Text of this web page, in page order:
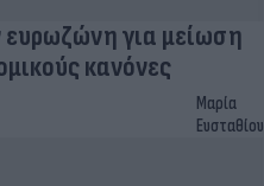
ευρωζώνη για μείωση
κανόνες
Μαρία
Ευσταθίου